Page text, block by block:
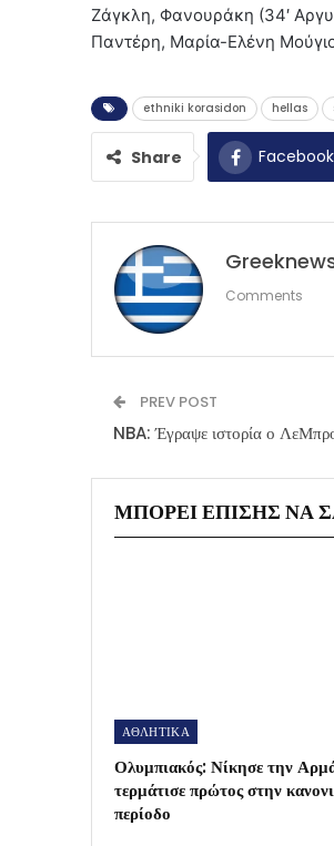
Ζάγκλη, Φανουράκη (34′
Παντέρη, Μαρία-Ελένη
ethniki korasidon hellas
Share Facebook
Comments
PREV POST
NBA: Έγραψε ιστορία ο
ΜΠΟΡΕΊ ΕΠΊΣΗΣ ΝΑ
ΑΘΛΗΤΙΚΑ
Ολυμπιακός: Νίκησε την
τερμάτισε πρώτος στην
περίοδο